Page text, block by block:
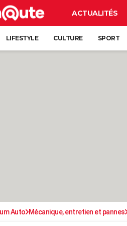
ACTUALITÉS
LIFESTYLE CULTURE SPORT
Auto Mécanique, entretien et pannes